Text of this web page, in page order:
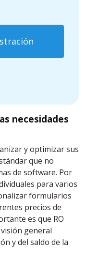
necesidades
y optimizar sus
que no
de software. Por
para varios
formularios
precios de
es que RO
general
y del saldo de la